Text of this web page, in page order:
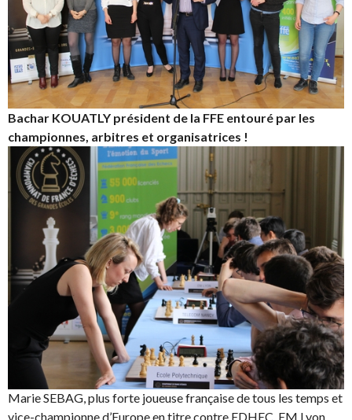
Bachar KOUATLY président de la FFE entouré par les
championnes, arbitres et organisatrices !
Marie SEBAG, plus forte joueuse française de tous les temps et
vice-championne d’Europe en titre contre EDHEC, EM Lyon,